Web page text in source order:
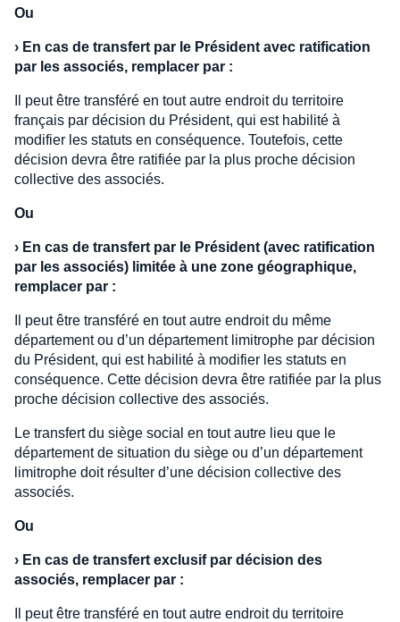
Ou
› En cas de transfert par le Président avec ratification
par les associés, remplacer par :
Il peut être transféré en tout autre endroit du territoire
français par décision du Président, qui est habilité à
modifier les statuts en conséquence. Toutefois, cette
décision devra être ratifiée par la plus proche décision
collective des associés.
Ou
› En cas de transfert par le Président (avec ratification
par les associés) limitée à une zone géographique,
remplacer par :
Il peut être transféré en tout autre endroit du même
département ou d’un département limitrophe par décision
du Président, qui est habilité à modifier les statuts en
conséquence. Cette décision devra être ratifiée par la plus
proche décision collective des associés.
Le transfert du siège social en tout autre lieu que le
département de situation du siège ou d’un département
limitrophe doit résulter d’une décision collective des
associés.
Ou
› En cas de transfert exclusif par décision des
associés, remplacer par :
Il peut être transféré en tout autre endroit du territoire